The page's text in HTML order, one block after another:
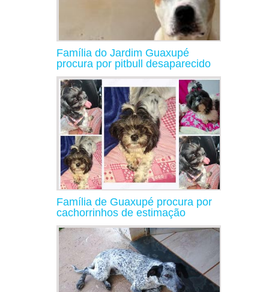
Família do Jardim Guaxupé
procura por pitbull desaparecido
Família de Guaxupé procura por
cachorrinhos de estimação